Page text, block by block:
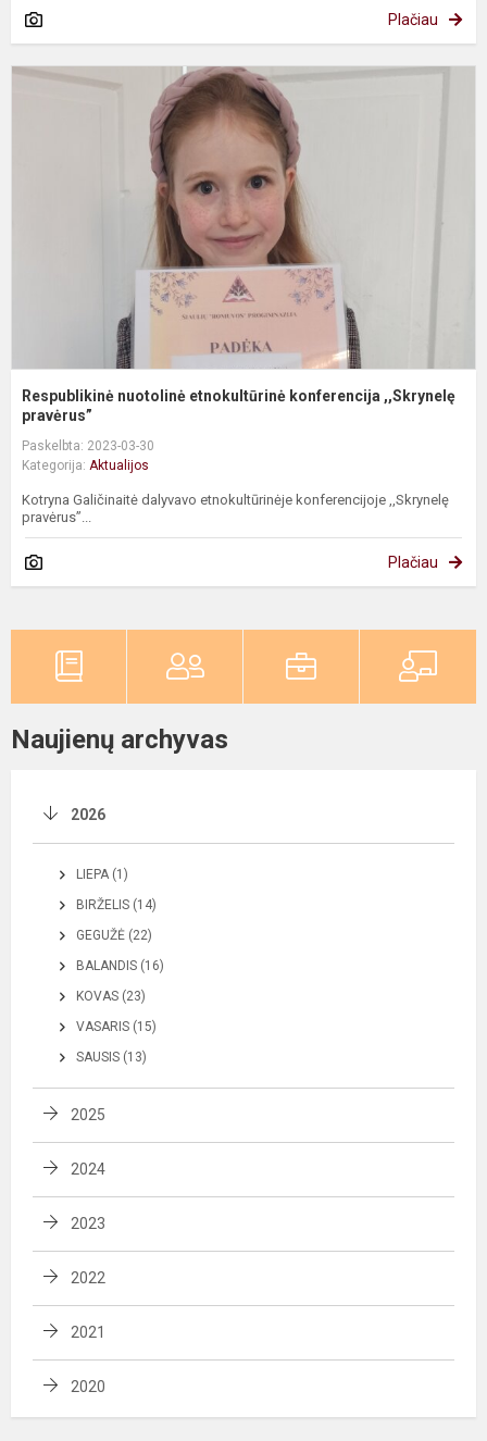
Plačiau
Respublikinė nuotolinė etnokultūrinė konferencija ,,Skrynelę
pravėrus”
Paskelbta: 2023-03-30
Kategorija: Aktualijos
Kotryna Galičinaitė dalyvavo etnokultūrinėje konferencijoje ,,Skrynelę
pravėrus”...
Plačiau
Naujienų archyvas
2026
LIEPA (1)
BIRŽELIS (14)
GEGUŽĖ (22)
BALANDIS (16)
KOVAS (23)
VASARIS (15)
SAUSIS (13)
2025
2024
2023
2022
2021
2020